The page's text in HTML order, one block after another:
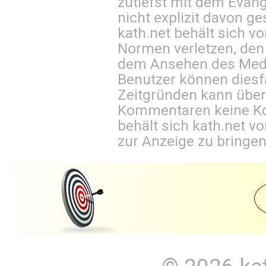
nicht explizit davon
kath.net behält sich
Normen verletzen,
dem Ansehen des
Benutzer können
Zeitgründen kann
Kommentaren keine
behält sich kath.net
zur Anzeige zu